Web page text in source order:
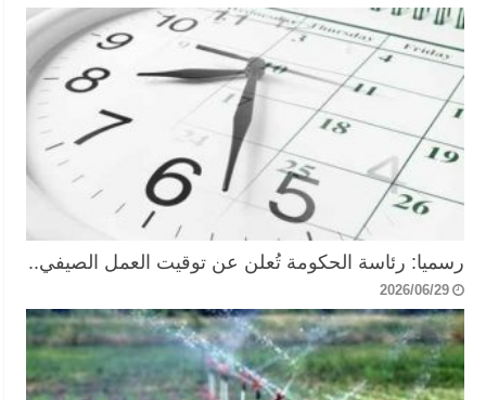
رسميا: رئاسة الحكومة تُعلن عن توقيت العمل الصيفي..
2026/06/29